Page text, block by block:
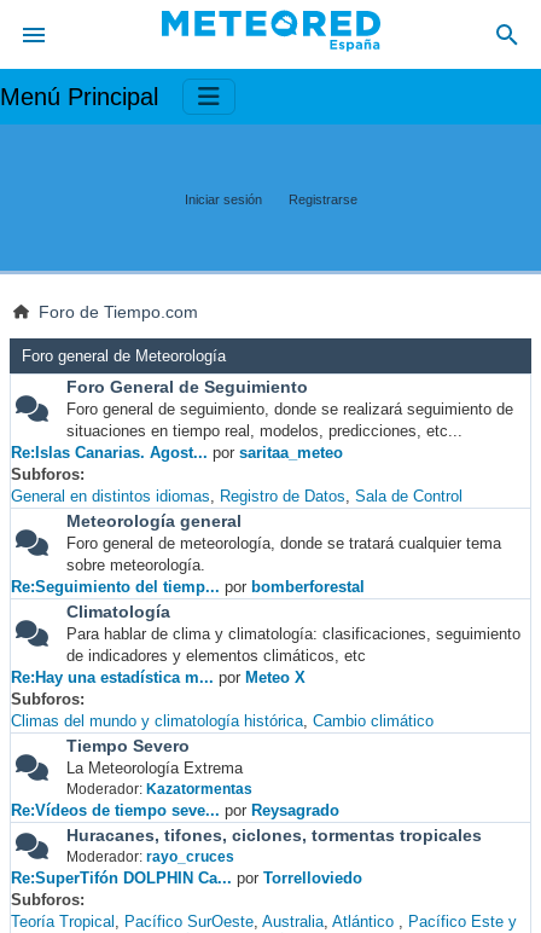
Menú Principal
Iniciar sesión Registrarse
Foro de Tiempo.com
Foro general de Meteorología
Foro General de Seguimiento
Foro general de seguimiento, donde se realizará seguimiento de
situaciones en tiempo real, modelos, predicciones, etc...
Re:Islas Canarias. Agost... por saritaa_meteo
Subforos
General en distintos idiomas
Registro de Datos Sala de Control
Meteorología general
Foro general de meteorología, donde se tratará cualquier tema
sobre meteorología.
Re:Seguimiento del tiemp... por bomberforestal
Climatología
Para hablar de clima y climatología: clasificaciones, seguimiento
de indicadores y elementos climáticos, etc
Re:Hay una estadística m... por Meteo X
Subforos
Climas del mundo y climatología histórica Cambio climático
Tiempo Severo
La Meteorología Extrema
Moderador: Kazatormentas
Re:Vídeos de tiempo seve... por Reysagrado
Huracanes, tifones, ciclones, tormentas tropicales
Moderador: rayo_cruces
Re:SuperTifón DOLPHIN Ca... por Torrelloviedo
Subforos
Teoría Tropical
Pacífico SurOeste Australia Atlántico
Pacífico Este y